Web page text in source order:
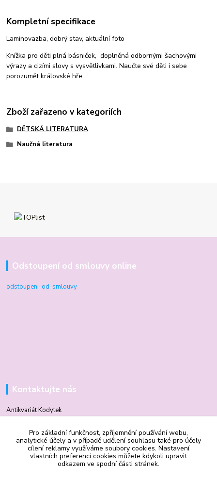
Kompletní specifikace
Laminovazba, dobrý stav, aktuální foto
Knížka pro děti plná básniček, doplněná odbornými šachovými
výrazy a cizími slovy s vysvětlivkami. Naučte své děti i sebe
porozumět královské hře.
Zboží zařazeno v kategoriích
DĚTSKÁ LITERATURA
Naučná literatura
Odstoupení od smlouvy online
odstoupeni-od-smlouvy
Kontaktujte nás
Antikvariát Kodytek
Mgr. Vilma Kodytková
+420 602 506 510
Pro základní funkčnost, zpříjemnění používání webu,
analytické účely a v případě udělení souhlasu také pro účely
cílení reklamy využíváme soubory cookies. Nastavení
vlastních preferencí cookies můžete kdykoli upravit
odkazem ve spodní části stránek.